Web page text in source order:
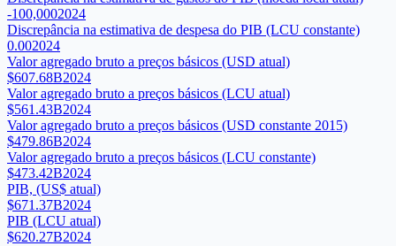
-100,0002024
Discrepância na estimativa de despesa do PIB (LCU constante)
0.002024
Valor agregado bruto a preços básicos (USD atual)
$607.68B2024
Valor agregado bruto a preços básicos (LCU atual)
$561.43B2024
Valor agregado bruto a preços básicos (USD constante 2015)
$479.86B2024
Valor agregado bruto a preços básicos (LCU constante)
$473.42B2024
PIB, (US$ atual)
$671.37B2024
PIB (LCU atual)
$620.27B2024